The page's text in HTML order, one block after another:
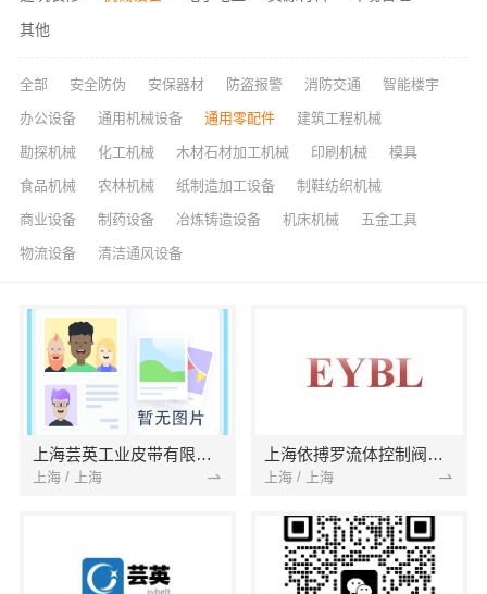
其他
全部 安全防伪 安保器材 防盗报警 消防交通 智能楼宇
办公设备 通用机械设备 通用零配件 建筑工程机械
勘探机械 化工机械 木材石材加工机械 印刷机械 模具
食品机械 农林机械 纸制造加工设备 制鞋纺织机械
商业设备 制药设备 冶炼铸造设备 机床机械 五金工具
物流设备 清洁通风设备
上海芸英工业皮带有限公司
上海 / 上海
上海依搏罗流体控制阀门有限公司
上海 / 上海